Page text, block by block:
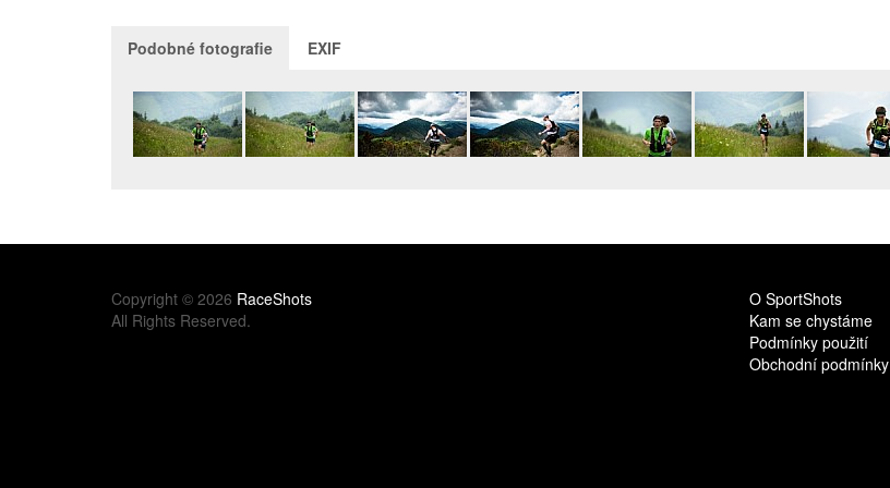
Podobné fotografie EXIF
Copyright © 2026 RaceShots
All Rights Reserved.
O SportShots
Kam se chystáme
Podmínky použití
Obchodní podmínky